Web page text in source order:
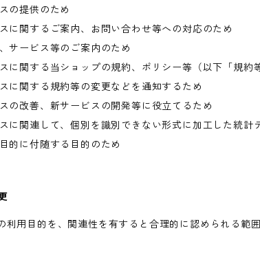
の提供のため
に関するご案内、お問い合わせ等への対応のため
サービス等のご案内のため
に関する当ショップの規約、ポリシー等（以下「規
に関する規約等の変更などを通知するため
の改善、新サービスの開発等に役立てるため
に関連して、個別を識別できない形式に加工した統計
的に付随する目的のため
利用目的を、関連性を有すると合理的に認められる範